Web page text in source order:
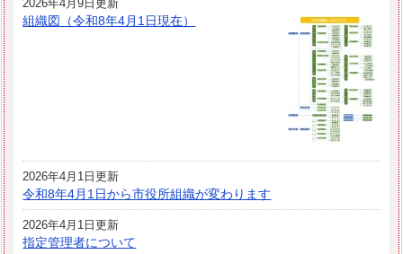
2026年4月9日更新
組織図（令和8年4月1日現在）
2026年4月1日更新
令和8年4月1日から市役所組織が変わります
2026年4月1日更新
指定管理者について